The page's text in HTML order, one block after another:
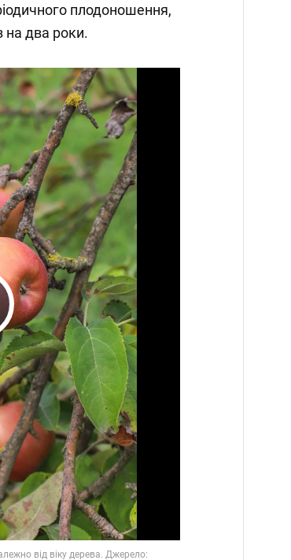
плодоношення,
на два роки.